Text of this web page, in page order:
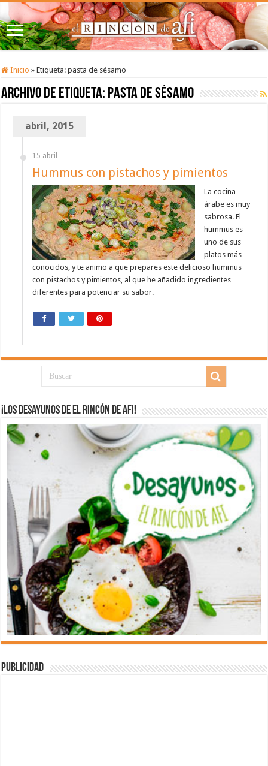
Inicio » Etiqueta:pasta de sésamo
Archivo de etiqueta: pasta de sésamo
abril, 2015
15 abril
Hummus con pistachos y pimientos
La cocina
árabe es muy
sabrosa. El
hummus es
uno de sus
platos más
conocidos, y te animo a que prepares este delicioso hummus
con pistachos y pimientos, al que he añadido ingredientes
diferentes para potenciar su sabor.
¡Los desayunos de El Rincón de Afi!
Publicidad